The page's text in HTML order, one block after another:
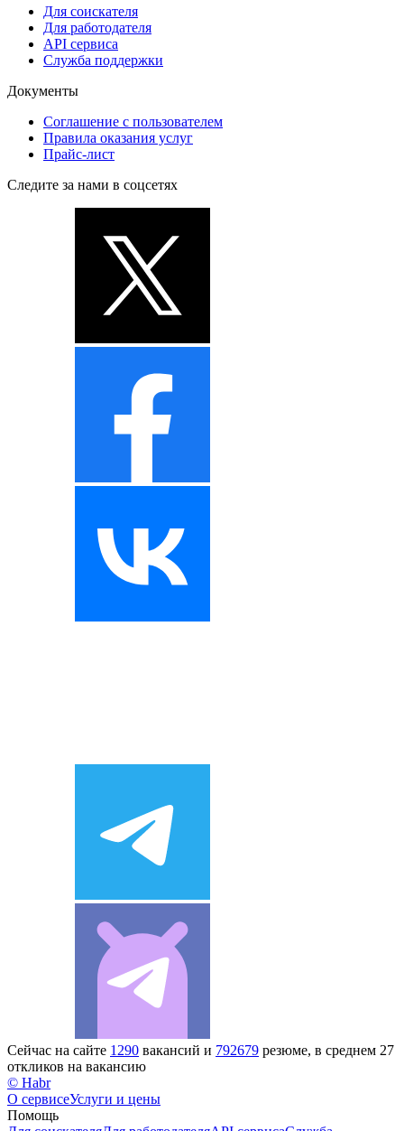
Для соискателя
Для работодателя
API сервиса
Служба поддержки
Документы
Соглашение с пользователем
Правила оказания услуг
Прайс-лист
Следите за нами в соцсетях
Сейчас на сайте 1290 вакансий и 792679 резюме, в среднем 27
откликов на вакансию
© Habr
О сервисеУслуги и цены
Помощь